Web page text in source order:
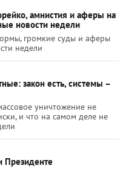
амнистия и аферы на
новости недели
громкие суды и аферы
недели
закон есть, системы –
уничтожение не
и что на самом деле не
Президенте